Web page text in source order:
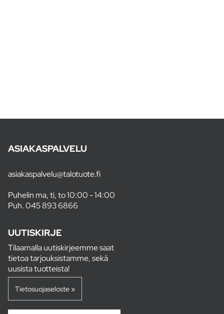
ASIAKASPALVELU
asiakaspalvelu@talotuote.fi
Puhelin ma, ti, to 10:00 - 14:00
Puh.045 893 6866
UUTISKIRJE
Tilaamalla uutiskirjeemme saat
tietoa tarjouksistamme, sekä
uusista tuotteista!
Tietosuojaseloste »